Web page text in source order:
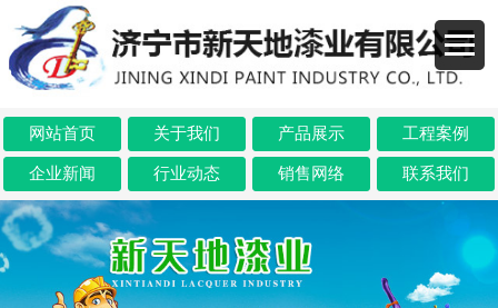
网站首页 关于我们 产品展示 工程案例
企业新闻 行业动态 销售网络 联系我们